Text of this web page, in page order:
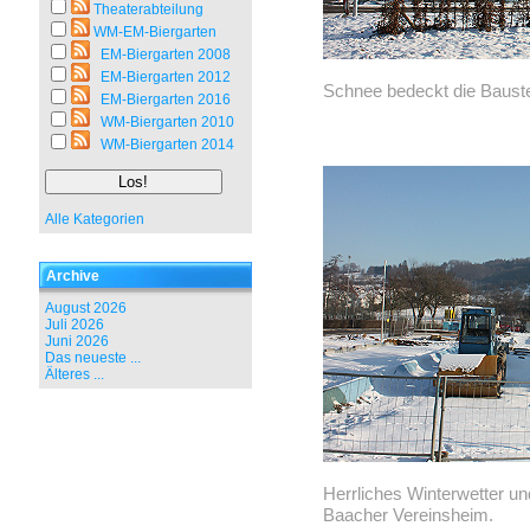
Theaterabteilung
WM-EM-Biergarten
EM-Biergarten 2008
EM-Biergarten 2012
EM-Biergarten 2016
WM-Biergarten 2010
WM-Biergarten 2014
Alle Kategorien
Archive
August 2026
Juli 2026
Juni 2026
Das neueste ...
Älteres ...
Schnee bedeckt die
Herrliches Winterwetter
Baacher Vereinsheim.